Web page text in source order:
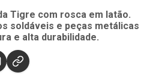
Tigre com rosca em latão.
soldáveis e peças metálicas
e alta durabilidade.